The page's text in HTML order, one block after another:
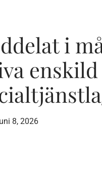
i
enskild
8, 2026